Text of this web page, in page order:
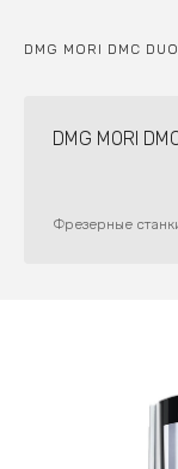
DMG MORI DMC
DMG MORI
Фрезерные